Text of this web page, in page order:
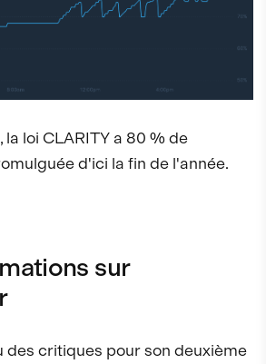
la loi CLARITY a 80 % de
d'ici la fin de l'année.
sur
des critiques pour son deuxième